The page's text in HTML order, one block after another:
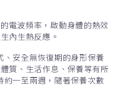
電波頻率，啟動身體的熱效
內生熱反應。
安全無恢復期的身形保養
質、生活作息、保養等有所
一至兩週，隨著保養次數